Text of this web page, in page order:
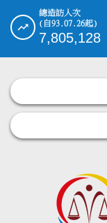
總造訪人次
(自93.07.26起)
7,805,128